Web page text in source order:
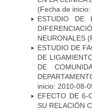
(Fecha de
ESTUDIO DE
NEURONALES
ESTUDIO DE
DE
DE
inicio: 2010-08-
EFECTO DE 6-
SU RELACIÓN